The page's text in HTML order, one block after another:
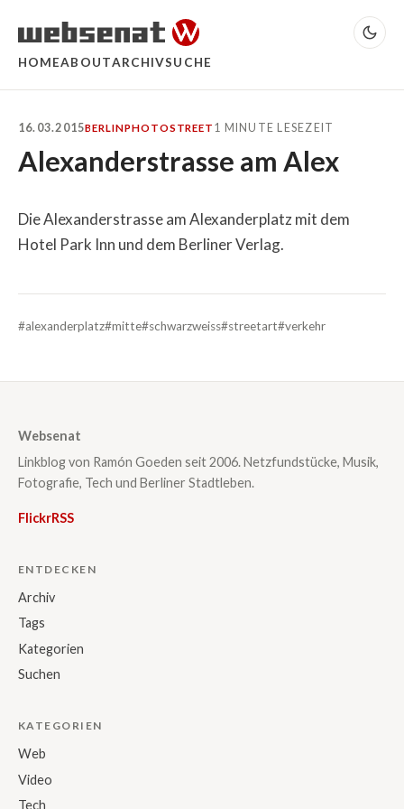
HOMEABOUTARCHIVSUCHE
16.03.2015BERLINPHOTOSTREET 1 MINUTE LESEZEIT
Alexanderstrasse am Alex
Die Alexanderstrasse am Alexanderplatz mit dem
Hotel Park Inn und dem Berliner Verlag.
#alexanderplatz#mitte#schwarzweiss#streetart#verkehr
Websenat
Linkblog von Ramón Goeden seit 2006. Netzfundstücke, Musik,
Fotografie, Tech und Berliner Stadtleben.
FlickrRSS
ENTDECKEN
Archiv
Tags
Kategorien
Suchen
KATEGORIEN
Web
Video
Tech